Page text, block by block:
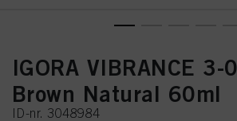
IGORA VIBRANCE 3-
Brown Natural 60ml
ID-nr. 3048984